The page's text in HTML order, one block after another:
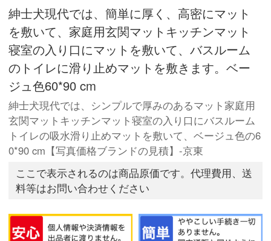
紳士犬現代では、簡単に厚く、高密にマット
を敷いて、家庭用玄関マットキッチンマット
寝室の入り口にマットを敷いて、バスルーム
のトイレに滑り止めマットを敷きます。ベー
ジュ色60*90 cm
紳士犬現代では、シンプルで厚みのあるマット家庭用
玄関マットキッチンマット寝室の入り口にバスルーム
トイレの吸水滑り止めマットを敷いて、ベージュ色の6
0*90 cm【写真価格ブランドの見積】-京東
ここで表示されるのは商品原価です。代理費用、送
料等はお問い合わせください